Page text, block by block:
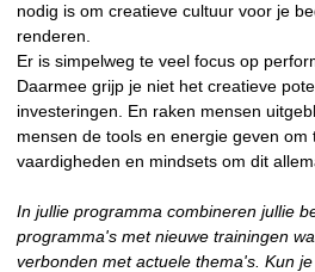
nodig is om creatieve cultuur voor je
renderen.
Er is simpelweg te veel focus op
Daarmee grijp je niet het creatieve
investeringen. En raken mensen
mensen de tools en energie geven om
vaardigheden en mindsets om dit
In jullie programma combineren jullie
programma's met nieuwe trainingen
verbonden met actuele thema's. Kun